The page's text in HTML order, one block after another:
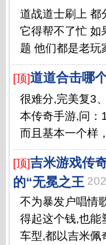
道战道士刷上 都
它得帮不了忙 如
题 他们都是老玩
[顶]道道合击哪
很难分,完美复3
本传奇手游,问：
而且基本一个样
[顶]吉米游戏传
的“无冕之王
不为暴发户唱情
得起这个钱,也能
车型,都以吉米佩